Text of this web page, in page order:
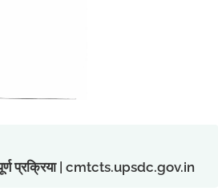
प्रक्रिया | cmtcts.upsdc.gov.in